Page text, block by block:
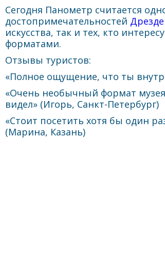
Сегодня Панометр считается
достопримечательностей
искусства, так и тех, кто
форматами.
Отзывы туристов:
«Полное ощущение, что ты
«Очень необычный формат
видел» (Игорь, Санкт-Петербург)
«Стоит посетить хотя бы один
(Марина, Казань)